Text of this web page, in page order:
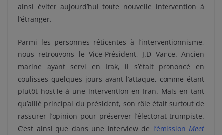
ainsi éviter aujourd’hui toute nouvelle intervention à
l’étranger.
Parmi les personnes réticentes à l’interventionnisme,
nous retrouvons le Vice-Président, J.D Vance. Ancien
marine ayant servi en Irak, il s’était prononcé en
coulisses quelques jours avant l’attaque, comme étant
plutôt hostile à une intervention en Iran. Mais en tant
qu’allié principal du président, son rôle était surtout de
rassurer l’opinion pour préserver l’électorat trumpiste.
C’est ainsi que dans une interview de l’émission Meet